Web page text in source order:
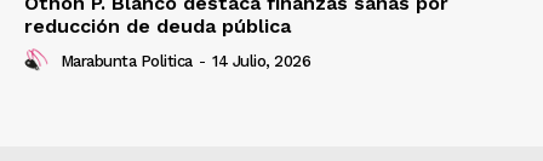
reducción de deuda pública
Marabunta Politica - 14 Julio, 2026